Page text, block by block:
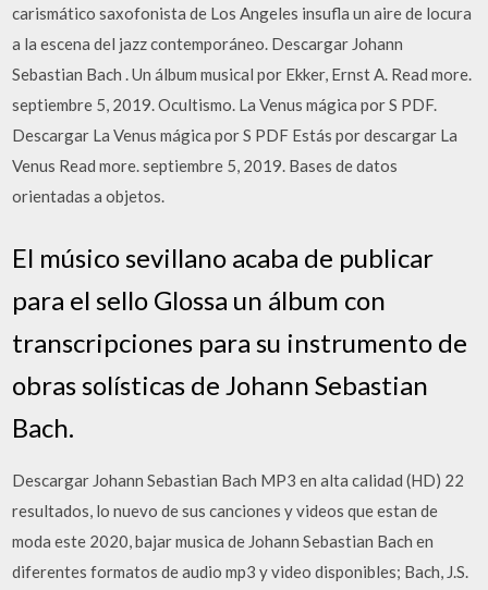
carismático saxofonista de Los Angeles insufla un aire de locura
a la escena del jazz contemporáneo. Descargar Johann
Sebastian Bach . Un álbum musical por Ekker, Ernst A. Read more.
septiembre 5, 2019. Ocultismo. La Venus mágica por S PDF.
Descargar La Venus mágica por S PDF Estás por descargar La
Venus Read more. septiembre 5, 2019. Bases de datos
orientadas a objetos.
El músico sevillano acaba de publicar
para el sello Glossa un álbum con
transcripciones para su instrumento de
obras solísticas de Johann Sebastian
Bach.
Descargar Johann Sebastian Bach MP3 en alta calidad (HD) 22
resultados, lo nuevo de sus canciones y videos que estan de
moda este 2020, bajar musica de Johann Sebastian Bach en
diferentes formatos de audio mp3 y video disponibles; Bach, J.S.